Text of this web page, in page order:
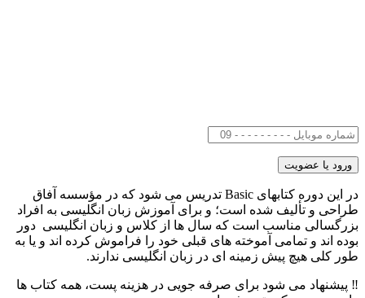
در این دوره کتاب­های Basic تدریس می شود که در مؤسسه آفاق
طراحی و تألیف شده است؛ و برای آموزش زبان انگلیسی به افراد
بزرگسالی مناسب است که سال­ ها از کلاس و زبان انگلیسی دور
بوده­ اند و تمامی آموخته ­های قبلی خود را فراموش کرده ­اند و یا به
طور کلی هیچ پیش زمینه ­ای در زبان انگلیسی ندارند.
‼️ پیشنهاد می شود برای صرفه جویی در هزینه پست، همه کتاب ها